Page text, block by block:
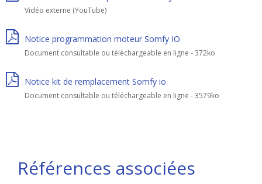
Vidéo externe (YouTube)
Notice programmation moteur Somfy IO
Document consultable ou téléchargeable en ligne - 372ko
Notice kit de remplacement Somfy io
Document consultable ou téléchargeable en ligne - 3579ko
Références associées